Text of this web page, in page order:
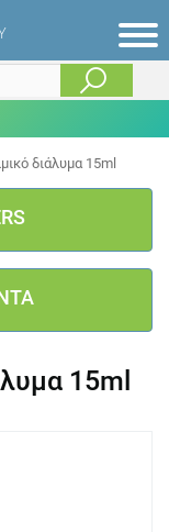
διάλυμα 15ml
15ml